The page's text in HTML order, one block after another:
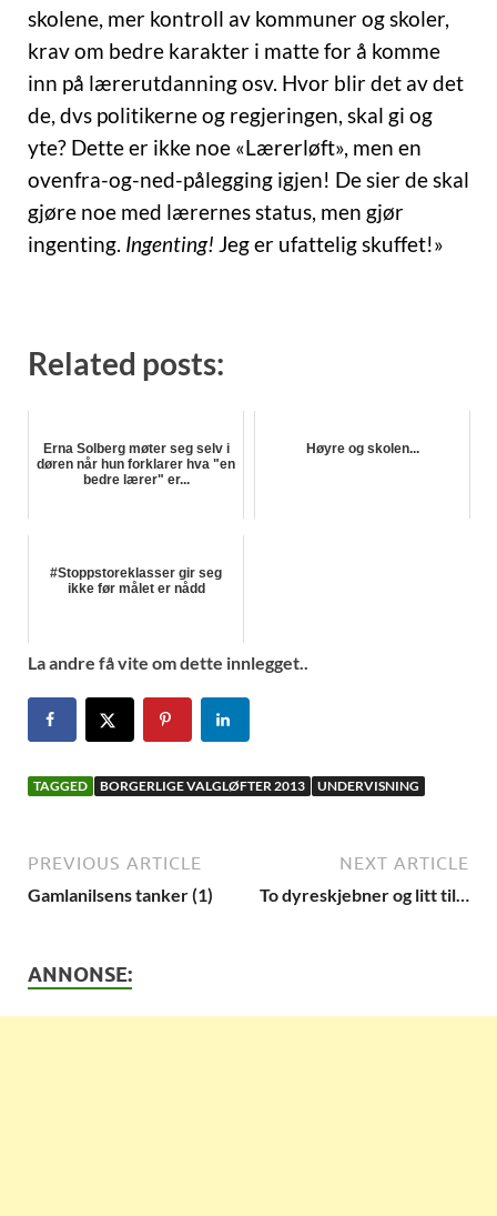
skolene, mer kontroll av kommuner og skoler,
krav om bedre karakter i matte for å komme
inn på lærerutdanning osv. Hvor blir det av det
de, dvs politikerne og regjeringen, skal gi og
yte? Dette er ikke noe «Lærerløft», men en
ovenfra-og-ned-pålegging igjen! De sier de skal
gjøre noe med lærernes status, men gjør
ingenting. Ingenting! Jeg er ufattelig skuffet!»
Related posts:
Erna Solberg møter seg selv i
døren når hun forklarer hva "en
bedre lærer" er...
Høyre og skolen...
#Stoppstoreklasser gir seg
ikke før målet er nådd
La andre få vite om dette innlegget..
TAGGED BORGERLIGE VALGLØFTER 2013 UNDERVISNING
PREVIOUS ARTICLE
Gamlanilsens tanker (1)
NEXT ARTICLE
To dyreskjebner og litt til…
ANNONSE: